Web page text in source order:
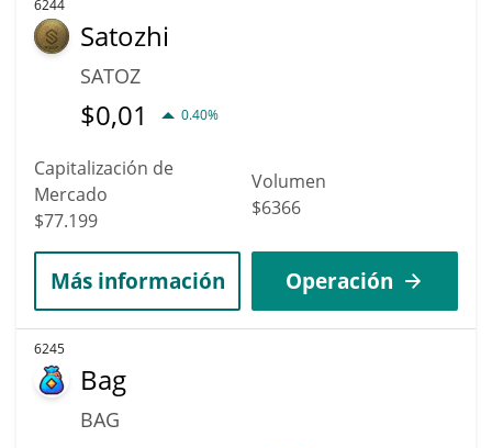
6244
Satozhi
SATOZ
$0,01 0.40%
Capitalización de
Mercado
$77.199
Volumen
$6366
Más información Operación
6245
Bag
BAG